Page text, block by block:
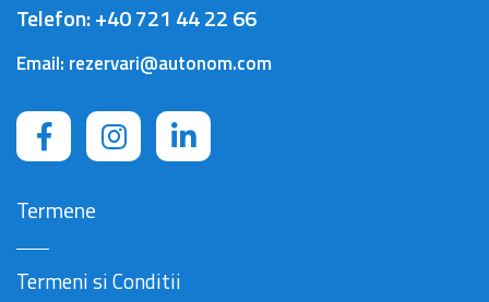
Telefon:+40 721 44 22 66
Email: rezervari@autonom.com
Termene
Termeni si Conditii